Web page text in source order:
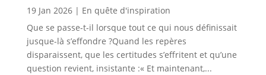
19 Jan 2026| En quête d'inspiration
Que se passe-t-il lorsque tout ce qui nous définissait
jusque-là s’effondre ?Quand les repères
disparaissent, que les certitudes s’effritent et qu’une
question revient, insistante :« Et maintenant,...